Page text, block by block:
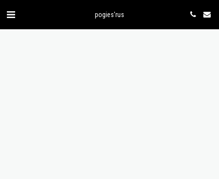
pogies'rus